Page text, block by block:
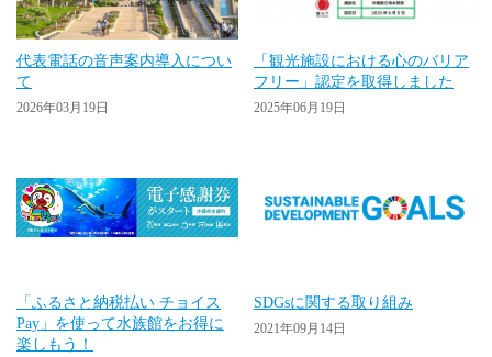
代表電話の音声案内導入につい
て
2026年03月19日
「観光施設における心のバリア
フリー」認定を取得しました
2025年06月19日
「ふるさと納税払い チョイス
Pay」を使って水族館をお得に
楽しもう！
SDGsに関する取り組み
2021年09月14日